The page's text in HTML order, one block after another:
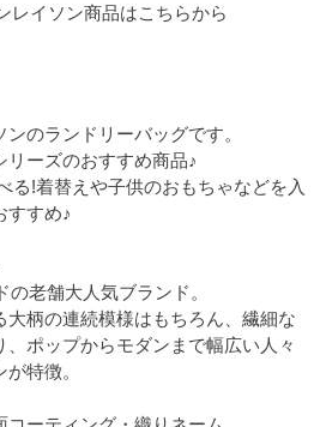
イソン商品はこちらから
のランドリーバッグです。
リーズのおすすめ商品♪
る!着替えや子供のおもちゃなどを入
すすめ♪
老舗大人気ブランド。
柄の連続模様はもちろん、繊細な
、ポップからモダンまで幅広い人々
特徴。